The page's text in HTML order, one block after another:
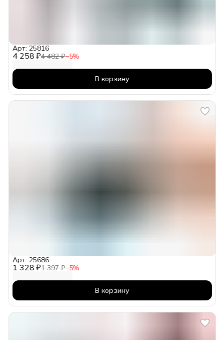
4 258 ₽4 482 ₽−5%
Арт: 25816
В корзину
1 328 ₽1 397 ₽−5%
Арт: 25686
В корзину